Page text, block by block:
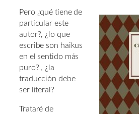
Pero ¿qué tiene de
particular este
autor?, ¿lo que
escribe son haikus
en el sentido más
puro? , ¿la
traducción debe
ser literal?
Trataré de